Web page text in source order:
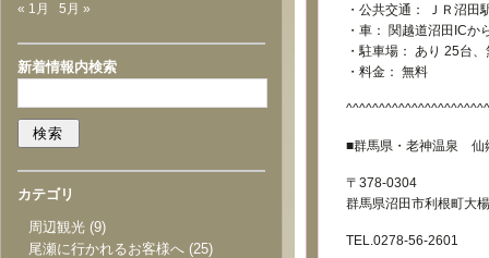
・公共交通： ＪＲ沼
・車： 関越道沼田IC
・駐車場： あり 25台
・料金： 無料
■群馬県・老神温泉 仙
〒378-0304
群馬県沼田市利根町大
TEL.0278-56-2601
« 1月
5月 »
新着情報内検索
カテゴリ
周辺観光 (9)
尾瀬に行かれるお客様へ (25)